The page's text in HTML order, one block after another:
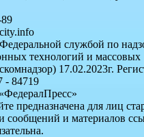
службой по
технологий и массовых
17.02.2023г.
84719
предназначена для лиц
сообщений и материалов